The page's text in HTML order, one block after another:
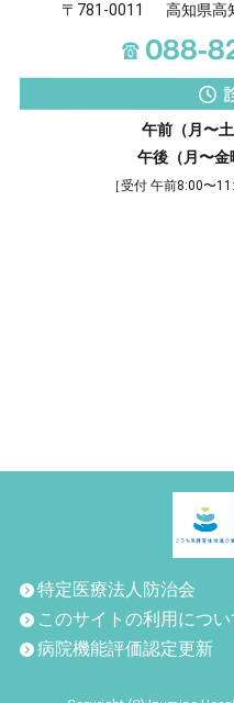
〒781-0011 高知県高
☎088-
午前（月〜
午後（月〜
［受付 午前8:00〜
特定医療法人防治会
このサイトの利用につい
病院機能評価認定更新